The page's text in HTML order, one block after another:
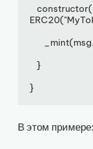
}
}
В этом примере: